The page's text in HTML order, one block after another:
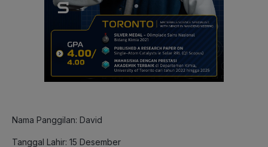
Nama Panggilan: David
Tanggal Lahir: 15 Desember